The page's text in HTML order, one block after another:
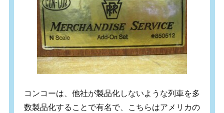
コンコーは、他社が製品化しないような列車を多
数製品化することで有名で、こちらはアメリカの